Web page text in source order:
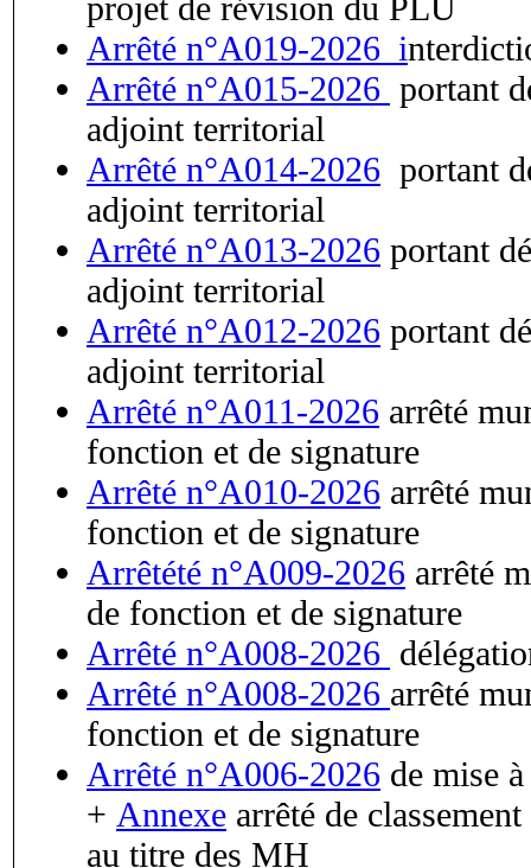
Arrêté n°A019-2026_i
Arrêté n°A015-2026 portant
adjoint territorial
Arrêté n°A014-2026 portant
adjoint territorial
Arrêté n°A013-2026 portant
adjoint territorial
Arrêté n°A012-2026 portant
adjoint territorial
Arrêté n°A011-2026 arrêté
fonction et de signature
Arrêté n°A010-2026 arrêté
fonction et de signature
Arrêtété n°A009-2026 arrêté
de fonction et de signature
Arrêté n°A008-2026
Arrêté n°A008-2026 arrêté
fonction et de signature
Arrêté n°A006-2026 de mise
+ Annexe arrêté de
au titre des MH